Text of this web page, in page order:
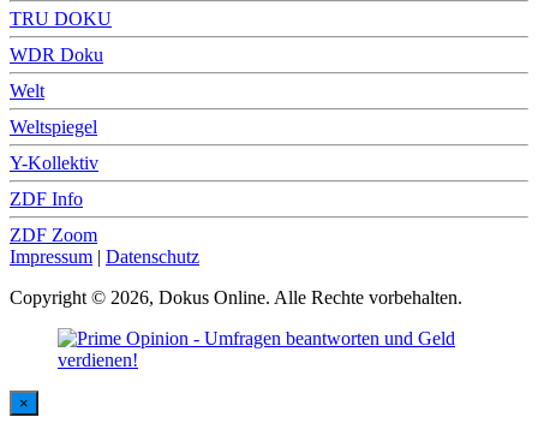
TRU DOKU
WDR Doku
Welt
Weltspiegel
Y-Kollektiv
ZDF Info
ZDF Zoom
Impressum | Datenschutz
Copyright © 2026, Dokus Online. Alle Rechte vorbehalten.
×